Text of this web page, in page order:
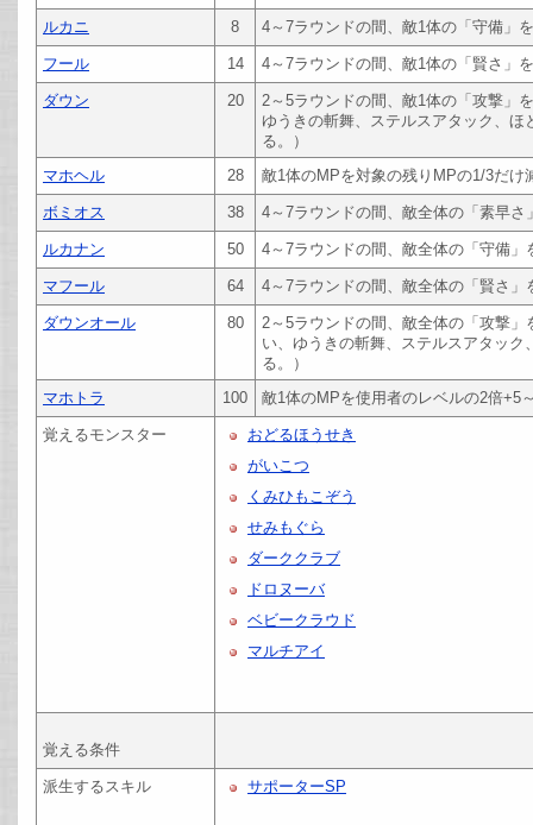
ルカニ 8 4～7ラウンドの間、敵1体の「守備」
フール 14 4～7ラウンドの間、敵1体の「賢さ」
ダウン 20
2～5ラウンドの間、敵1体の「攻撃」
ゆうきの斬舞、ステルスアタック、
る。）
マホヘル
28 敵1体のMPを対象の残りMPの1/3だけ
ボミオス 38 4～7ラウンドの間、敵全体の「素早
ルカナン 50 4～7ラウンドの間、敵全体の「守備
マフール 64 4～7ラウンドの間、敵全体の「賢さ
ダウンオール 80
2～5ラウンドの間、敵全体の「攻撃
い、ゆうきの斬舞、ステルスアタッ
る。）
マホトラ
100 敵1体のMPを使用者のレベルの2倍+5
覚えるモンスター
おどるほうせき
がいこつ
くみひもこぞう
せみもぐら
ダーククラブ
ドロヌーバ
ベビークラウド
マルチアイ
覚える条件
派生するスキル サポーターSP